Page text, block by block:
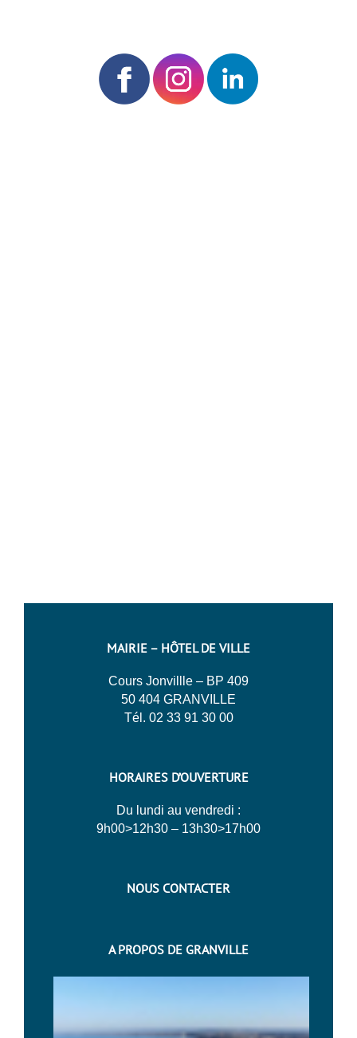
MAIRIE – HÔTEL DE VILLE
Cours Jonvillle – BP 409
50 404 GRANVILLE
Tél. 02 33 91 30 00
HORAIRES D’OUVERTURE
Du lundi au vendredi :
9h00>12h30 – 13h30>17h00
NOUS CONTACTER
A PROPOS DE GRANVILLE